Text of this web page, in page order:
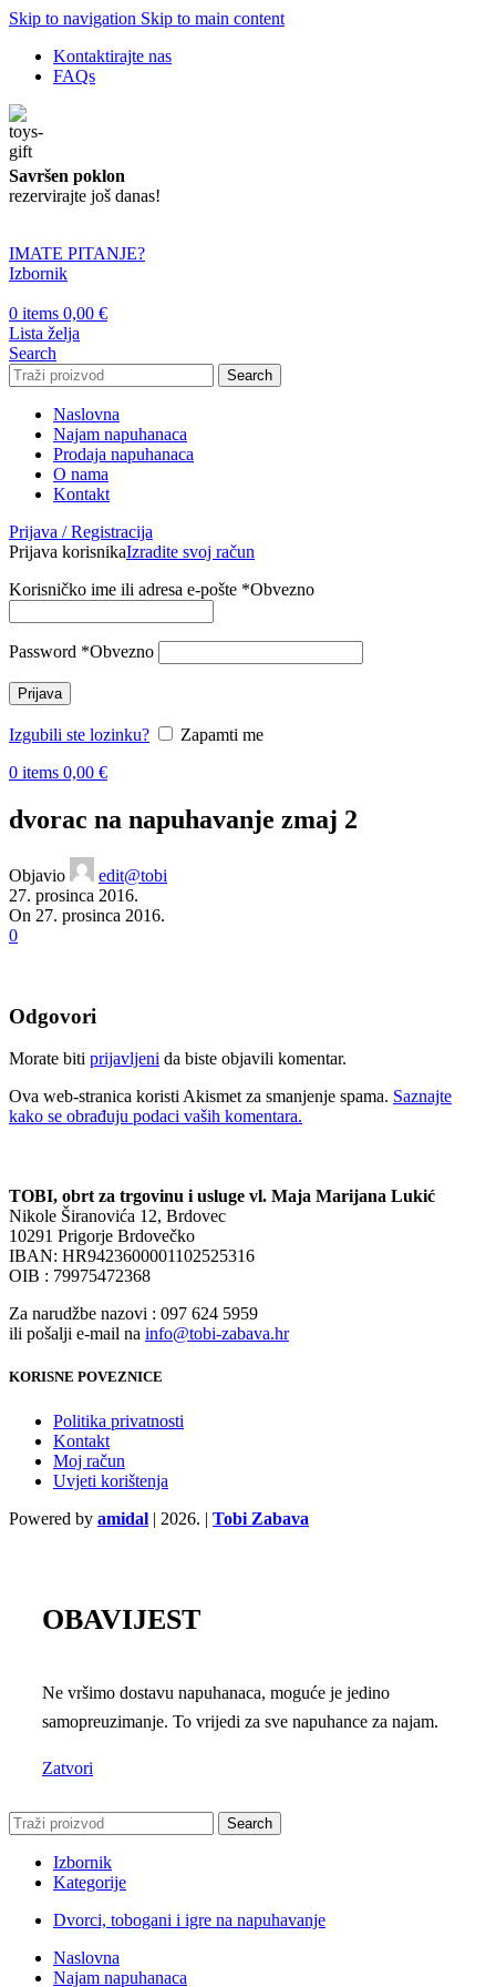
Skip to navigation Skip to main content
Kontaktirajte nas
FAQs
Savršen poklon
rezervirajte još danas!
IMATE PITANJE?
Izbornik
0 items 0,00 €
Lista želja
Search
Search
Naslovna
Najam napuhanaca
Prodaja napuhanaca
O nama
Kontakt
Prijava / Registracija
Prijava korisnikaIzradite svoj račun
Korisničko ime ili adresa e-pošte *Obvezno
Password *Obvezno
Prijava
Izgubili ste lozinku?
Zapamti me
0 items 0,00 €
dvorac na napuhavanje zmaj 2
Objavio
edit@tobi
27. prosinca 2016.
On 27. prosinca 2016.
0
Odgovori
Morate biti prijavljeni da biste objavili komentar.
Ova web-stranica koristi Akismet za smanjenje spama. Saznajte
kako se obrađuju podaci vaših komentara.
TOBI, obrt za trgovinu i usluge vl. Maja Marijana Lukić
Nikole Širanovića 12, Brdovec
10291 Prigorje Brdovečko
IBAN: HR9423600001102525316
OIB : 79975472368
Za narudžbe nazovi : 097 624 5959
ili pošalji e-mail na info@tobi-zabava.hr
KORISNE POVEZNICE
Politika privatnosti
Kontakt
Moj račun
Uvjeti korištenja
Powered by amidal | 2026. | Tobi Zabava
OBAVIJEST
Ne vršimo dostavu napuhanaca, moguće je jedino
samopreuzimanje. To vrijedi za sve napuhance za najam.
Zatvori
Search
Izbornik
Kategorije
Dvorci, tobogani i igre na napuhavanje
Naslovna
Najam napuhanaca